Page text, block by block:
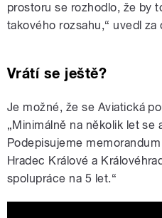
prostoru se rozhodlo, že by
takového rozsahu,“ uvedl
Vrátí se ještě?
Je možné, že se Aviatická
„Minimálně na několik let se
Podepisujeme
Hradec Králové a
spolupráce na 5 let.“